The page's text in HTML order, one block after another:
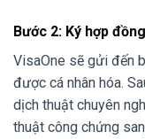
Bước 2: Ký hợp
VisaOne sẽ gửi đến
được cá nhân hóa.
dịch thuật chuyên
thuật công chứng